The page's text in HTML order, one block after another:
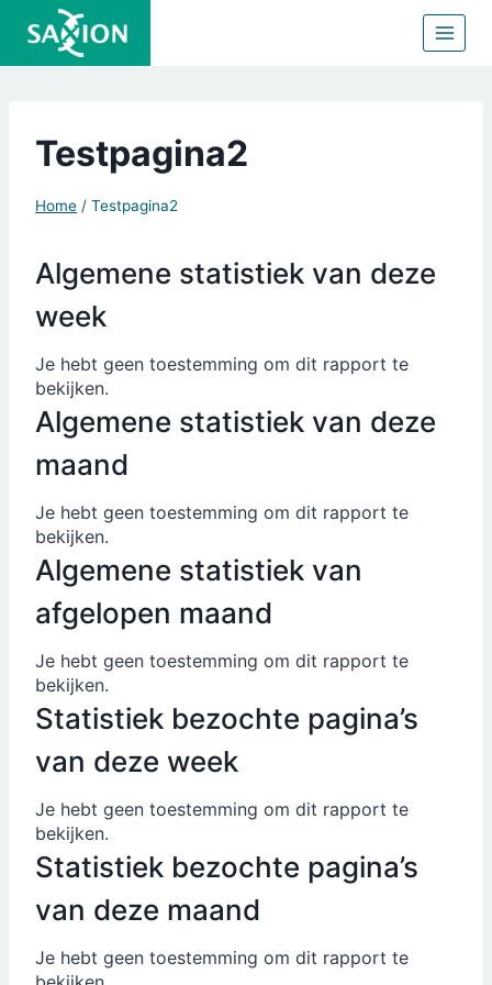
Doorgaan
naar
Testpagina2
Home / Testpagina2
Algemene statistiek van deze
week
Je hebt geen toestemming om dit rapport te
bekijken.
Algemene statistiek van deze
maand
Je hebt geen toestemming om dit rapport te
bekijken.
Algemene statistiek van
afgelopen maand
Je hebt geen toestemming om dit rapport te
bekijken.
Statistiek bezochte pagina’s
van deze week
Je hebt geen toestemming om dit rapport te
bekijken.
Statistiek bezochte pagina’s
van deze maand
Je hebt geen toestemming om dit rapport te